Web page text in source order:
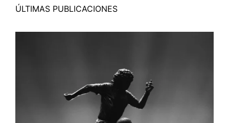
ÚLTIMAS PUBLICACIONES